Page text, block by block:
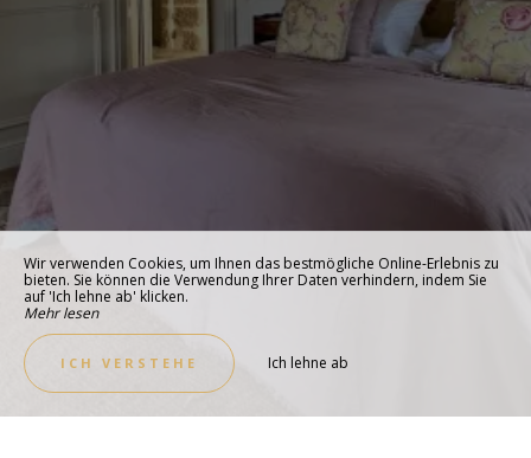
Wir verwenden Cookies, um Ihnen das bestmögliche Online-Erlebnis zu
bieten. Sie können die Verwendung Ihrer Daten verhindern, indem Sie
auf 'Ich lehne ab' klicken.
Mehr lesen
ICH VERSTEHE Ich lehne ab